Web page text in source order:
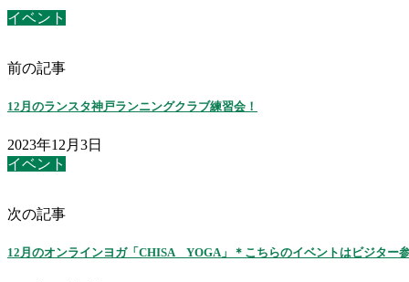
イベント
前の記事
12月のランスタ神戸ランニングクラブ練習会！
2023年12月3日
イベント
次の記事
12月のオンラインヨガ「CHISA YOGA」＊こちらのイベントはビジター参